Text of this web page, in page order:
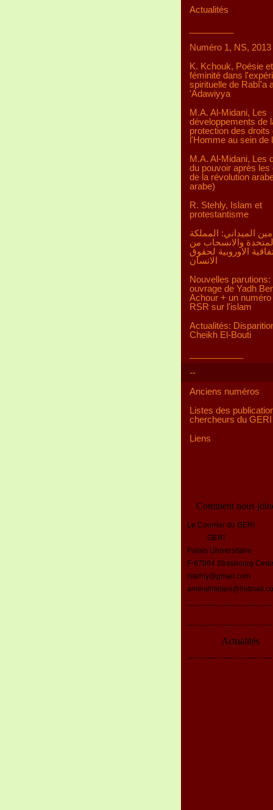
Actualités
Numéro 1, NS, 2013
K. Kchouk, Poésie et
féminité dans
spirituelle de Rabî'a
'Adawiyya
M.A. Al-Midani, Les
développements de
protection des droits
l'Homme au sein de
M.A. Al-Midani, Les
du pouvoir après les
de la révolution
arabe)
R. Stehly, Islam et
protestantisme
الميداني: المملكة
والانسحاب من
الاوروبية لحقوق
الانسان
Nouvelles parutions:
ouvrage de Yadh
Achour + un numéro
RSR sur l'islam
Actualités:
Cheikh El-Bouti
--
Anciens numéros
Listes des
chercheurs du GERI
Liens
Comment nous
Le Courrier du GERI
GERI
Palais Universitaire
F-67084 Strasbourg
rstehly@gmail.com
Actualités